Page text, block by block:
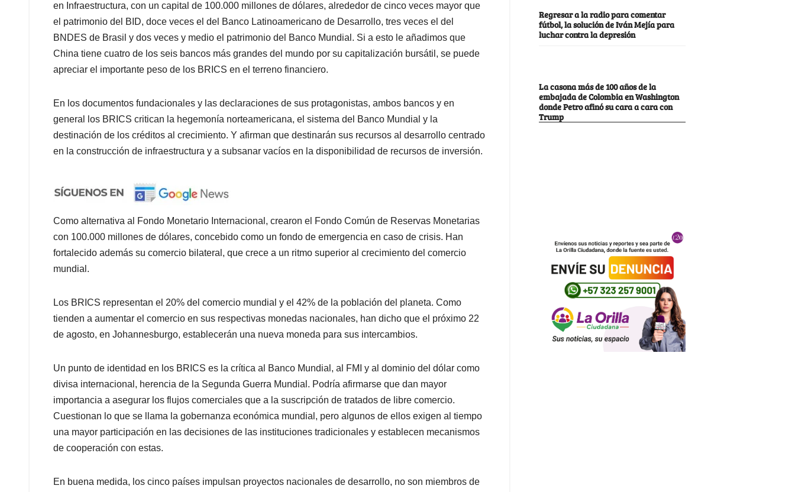
en Infraestructura, con un capital de 100.000 millones de dólares, alrededor de cinco veces mayor que
el patrimonio del BID, doce veces el del Banco Latinoamericano de Desarrollo, tres veces el del
BNDES de Brasil y dos veces y medio el patrimonio del Banco Mundial. Si a esto le añadimos que
China tiene cuatro de los seis bancos más grandes del mundo por su capitalización bursátil, se puede
apreciar el importante peso de los BRICS en el terreno financiero.
En los documentos fundacionales y las declaraciones de sus protagonistas, ambos bancos y en
general los BRICS critican la hegemonía norteamericana, el sistema del Banco Mundial y la
destinación de los créditos al crecimiento. Y afirman que destinarán sus recursos al desarrollo centrado
en la construcción de infraestructura y a subsanar vacíos en la disponibilidad de recursos de inversión.
Como alternativa al Fondo Monetario Internacional, crearon el Fondo Común de Reservas Monetarias
con 100.000 millones de dólares, concebido como un fondo de emergencia en caso de crisis. Han
fortalecido además su comercio bilateral, que crece a un ritmo superior al crecimiento del comercio
mundial.
Los BRICS representan el 20% del comercio mundial y el 42% de la población del planeta. Como
tienden a aumentar el comercio en sus respectivas monedas nacionales, han dicho que el próximo 22
de agosto, en Johannesburgo, establecerán una nueva moneda para sus intercambios.
Un punto de identidad en los BRICS es la crítica al Banco Mundial, al FMI y al dominio del dólar como
divisa internacional, herencia de la Segunda Guerra Mundial. Podría afirmarse que dan mayor
importancia a asegurar los flujos comerciales que a la suscripción de tratados de libre comercio.
Cuestionan lo que se llama la gobernanza económica mundial, pero algunos de ellos exigen al tiempo
una mayor participación en las decisiones de las instituciones tradicionales y establecen mecanismos
de cooperación con estas.
En buena medida, los cinco países impulsan proyectos nacionales de desarrollo, no son miembros de
Regresar a la radio para comentar
fútbol, la solución de Iván Mejía para
luchar contra la depresión
La casona más de 100 años de la
embajada de Colombia en Washington
donde Petro afinó su cara a cara con
Trump